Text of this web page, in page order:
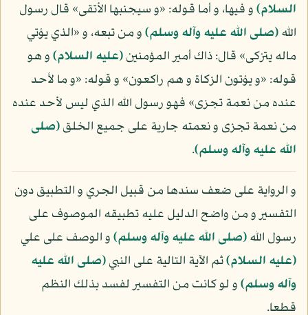
السلام)و فيها، و أما قوله: «و سيجنبها الأتقى» قال رسول
الله(صلى الله عليه وآله وسلم)و من تبعه، و «الذي يؤتي
ماله يتزكى» قال: ذاك أمير المؤمنين(عليه السلام)و هو
قوله: «و يؤتون الزكاة و هم راكعون» و قوله: «و ما لأحد
عنده من نعمة تجزى» فهو رسول الله الذي ليس لأحد عنده
من نعمة تجزى و نعمته جارية على جميع الخلق(صلى
الله عليه وآله وسلم).
و الرواية على ضعف سندها من قبيل الجري و التطبيق دون
التفسير و من واضح الدليل عليه تطبيقه الموصوف على
رسول الله(صلى الله عليه وآله وسلم)و الوصف على علي
(عليه السلام)ثم الآية التالية على النبي(صلى الله عليه
وآله وسلم)و لو كانت من التفسير لفسد بذلك النظم
قطعا.